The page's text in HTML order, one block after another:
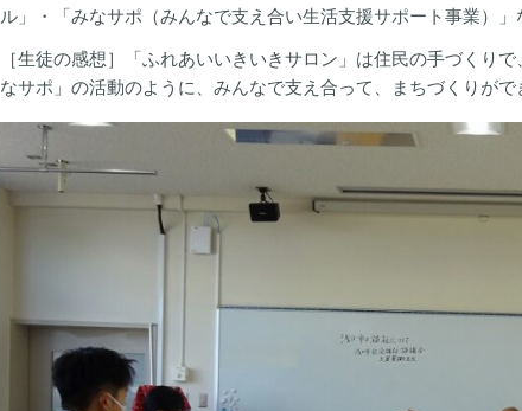
ル」・「みなサポ（みんなで支え合い生活支援サポート事業）
［生徒の感想］「ふれあいいきいきサロン」は住民の手づくり
なサポ」の活動のように、みんなで支え合って、まちづくりがで